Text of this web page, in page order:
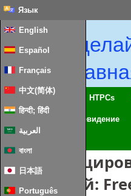
Язык
English
Español
Français
中文(简体)
हिन्दी; हिंदी
العربية
বাংলা
日本語
Português
Умный дом & IoT HTPCs
Телевидение
сообщений: